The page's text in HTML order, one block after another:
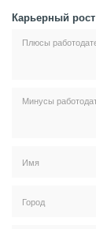
Карьерный рост